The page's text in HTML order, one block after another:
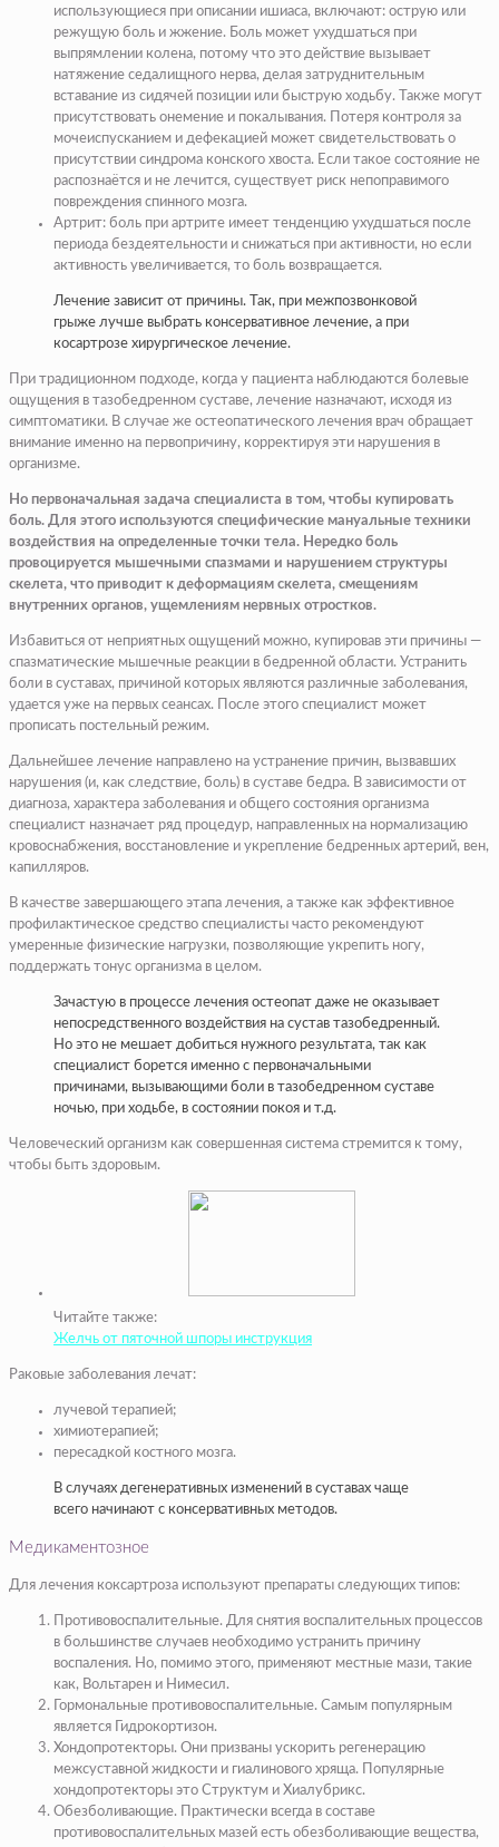
использующиеся при описании ишиаса, включают: острую или
режущую боль и жжение. Боль может ухудшаться при
выпрямлении колена, потому что это действие вызывает
натяжение седалищного нерва, делая затруднительным
вставание из сидячей позиции или быструю ходьбу. Также могут
присутствовать онемение и покалывания. Потеря контроля за
мочеиспусканием и дефекацией может свидетельствовать о
присутствии синдрома конского хвоста. Если такое состояние не
распознаётся и не лечится, существует риск непоправимого
повреждения спинного мозга.
Артрит: боль при артрите имеет тенденцию ухудшаться после
периода бездеятельности и снижаться при активности, но если
активность увеличивается, то боль возвращается.
Лечение зависит от причины. Так, при межпозвонковой
грыже лучше выбрать консервативное лечение, а при
косартрозе хирургическое лечение.
При традиционном подходе, когда у пациента наблюдаются болевые
ощущения в тазобедренном суставе, лечение назначают, исходя из
симптоматики. В случае же остеопатического лечения врач обращает
внимание именно на первопричину, корректируя эти нарушения в
организме.
Но первоначальная задача специалиста в том, чтобы купировать
боль. Для этого используются специфические мануальные техники
воздействия на определенные точки тела. Нередко боль
провоцируется мышечными спазмами и нарушением структуры
скелета, что приводит к деформациям скелета, смещениям
внутренних органов, ущемлениям нервных отростков.
Избавиться от неприятных ощущений можно, купировав эти причины —
спазматические мышечные реакции в бедренной области. Устранить
боли в суставах, причиной которых являются различные заболевания,
удается уже на первых сеансах. После этого специалист может
прописать постельный режим.
Дальнейшее лечение направлено на устранение причин, вызвавших
нарушения (и, как следствие, боль) в суставе бедра. В зависимости от
диагноза, характера заболевания и общего состояния организма
специалист назначает ряд процедур, направленных на нормализацию
кровоснабжения, восстановление и укрепление бедренных артерий, вен,
капилляров.
В качестве завершающего этапа лечения, а также как эффективное
профилактическое средство специалисты часто рекомендуют
умеренные физические нагрузки, позволяющие укрепить ногу,
поддержать тонус организма в целом.
Зачастую в процессе лечения остеопат даже не оказывает
непосредственного воздействия на сустав тазобедренный.
Но это не мешает добиться нужного результата, так как
специалист борется именно с первоначальными
причинами, вызывающими боли в тазобедренном суставе
ночью, при ходьбе, в состоянии покоя и т.д.
Человеческий организм как совершенная система стремится к тому,
чтобы быть здоровым.
Читайте также:
Желчь от пяточной шпоры инструкция
Раковые заболевания лечат:
лучевой терапией;
химиотерапией;
пересадкой костного мозга.
В случаях дегенеративных изменений в суставах чаще
всего начинают с консервативных методов.
Медикаментозное
Для лечения коксартроза используют препараты следующих типов:
Противовоспалительные. Для снятия воспалительных процессов
в большинстве случаев необходимо устранить причину
воспаления. Но, помимо этого, применяют местные мази, такие
как, Вольтарен и Нимесил.
Гормональные противовоспалительные. Самым популярным
является Гидрокортизон.
Хондопротекторы. Они призваны ускорить регенерацию
межсуставной жидкости и гиалинового хряща. Популярные
хондопротекторы это Структум и Хиалубрикс.
Обезболивающие. Практически всегда в составе
противовоспалительных мазей есть обезболивающие вещества,